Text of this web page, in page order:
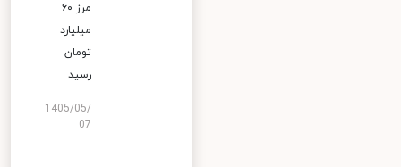
مرز ۶۰
میلیارد
تومان
رسید
1405/05/
07